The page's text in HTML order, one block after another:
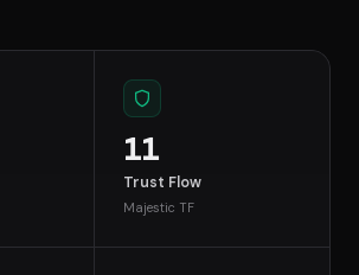
11
Trust Flow
Majestic TF